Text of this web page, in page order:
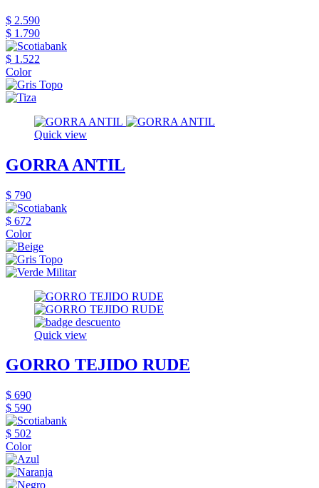
$ 2.590
$ 1.790
$ 1.522
Color
Quick view
GORRA ANTIL
$ 790
$ 672
Color
Quick view
GORRO TEJIDO RUDE
$ 690
$ 590
$ 502
Color